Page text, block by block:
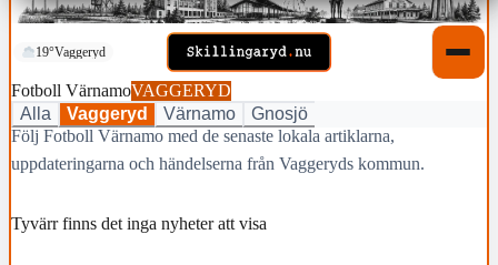
19°Vaggeryd
Fotboll VärnamoVAGGERYD
Alla
Vaggeryd Värnamo
Gnosjö
Följ Fotboll Värnamo med de senaste lokala artiklarna,
uppdateringarna och händelserna från Vaggeryds kommun.
Tyvärr finns det inga nyheter att visa